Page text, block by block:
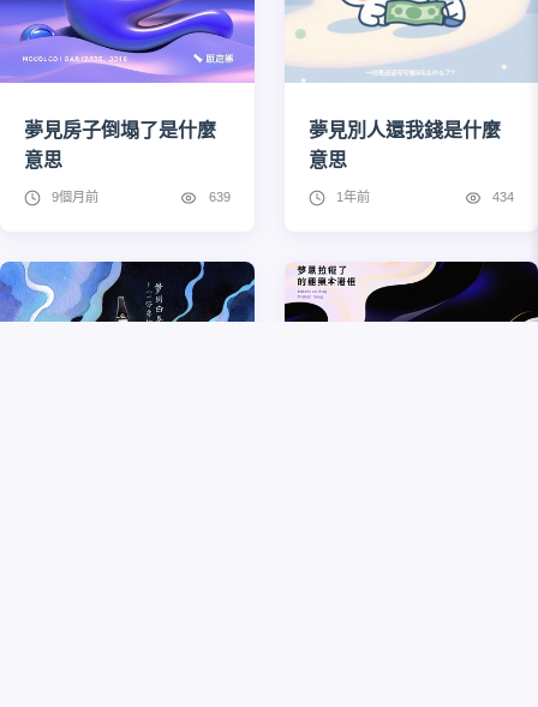
夢見房子倒塌了是什麼
意思
9個月前 639
夢見別人還我錢是什麼
意思
1年前 434